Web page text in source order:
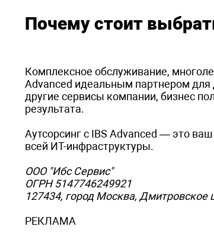
Почему стоит
Комплексное обслуживание,
Advanced идеальным партнером для
другие сервисы компании, бизнес
результата.
Аутсорсинг с IBS Advanced — это
всей ИТ-инфраструктуры.
ООО "Ибс Сервис"
ОГРН 5147746249921
127434, город Москва,
РЕКЛАМА